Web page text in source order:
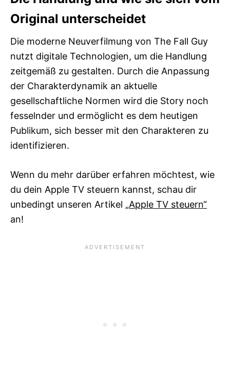
Original unterscheidet
Die moderne Neuverfilmung von The Fall Guy
nutzt digitale Technologien, um die Handlung
zeitgemäß zu gestalten. Durch die Anpassung
der Charakterdynamik an aktuelle
gesellschaftliche Normen wird die Story noch
fesselnder und ermöglicht es dem heutigen
Publikum, sich besser mit den Charakteren zu
identifizieren.
Wenn du mehr darüber erfahren möchtest, wie
du dein Apple TV steuern kannst, schau dir
unbedingt unseren Artikel „Apple TV steuern“
an!